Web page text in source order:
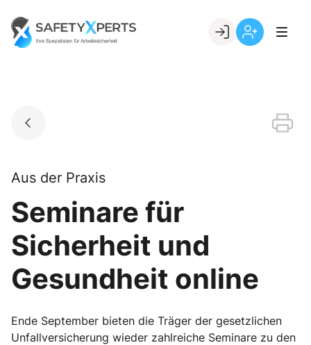
content
Go to landing page.
Aus der Praxis
Seminare für
Sicherheit und
Gesundheit online
Ende September bieten die Träger der gesetzlichen
Unfallversicherung wieder zahlreiche Seminare zu den